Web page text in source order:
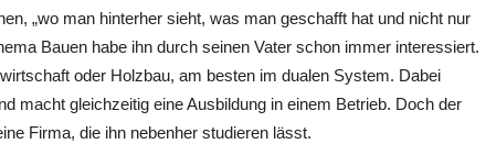
„wo man hinterher sieht, was man geschafft hat und nicht nur
Bauen habe ihn durch seinen Vater schon immer interessiert.
oder Holzbau, am besten im dualen System. Dabei
macht gleichzeitig eine Ausbildung in einem Betrieb. Doch der
Firma, die ihn nebenher studieren lässt.